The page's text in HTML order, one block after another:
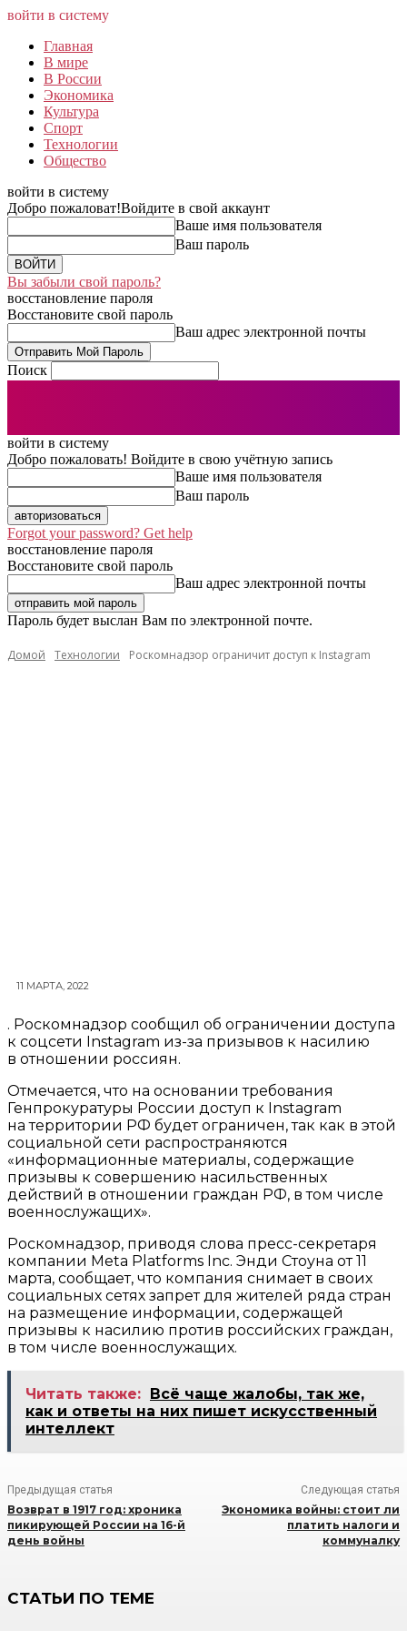
войти в систему
Главная
В мире
В России
Экономика
Культура
Спорт
Технологии
Общество
войти в систему
Добро пожаловат!Войдите в свой аккаунт
Ваше имя пользователя
Ваш пароль
Вы забыли свой пароль?
восстановление пароля
Восстановите свой пароль
Ваш адрес электронной почты
Поиск
войти в систему
Добро пожаловать! Войдите в свою учётную запись
Ваше имя пользователя
Ваш пароль
Forgot your password? Get help
восстановление пароля
Восстановите свой пароль
Ваш адрес электронной почты
Пароль будет выслан Вам по электронной почте.
Домой Технологии Роскомнадзор ограничит доступ к Instagram
11 МАРТА, 2022
. Роскомнадзор сообщил об ограничении доступа
к соцсети Instagram из-за призывов к насилию
в отношении россиян.
Отмечается, что на основании требования
Генпрокуратуры России доступ к Instagram
на территории РФ будет ограничен, так как в этой
социальной сети распространяются
«информационные материалы, содержащие
призывы к совершению насильственных
действий в отношении граждан РФ, в том числе
военнослужащих».
Роскомнадзор, приводя слова пресс-секретаря
компании Meta Platforms Inc. Энди Стоуна от 11
марта, сообщает, что компания снимает в своих
социальных сетях запрет для жителей ряда стран
на размещение информации, содержащей
призывы к насилию против российских граждан,
в том числе военнослужащих.
Читать также: Всё чаще жалобы, так же,
как и ответы на них пишет искусственный
интеллект
Предыдущая статья
Возврат в 1917 год: хроника
пикирующей России на 16-й
день войны
Следующая статья
Экономика войны: стоит ли
платить налоги и
коммуналку
СТАТЬИ ПО ТЕМЕ